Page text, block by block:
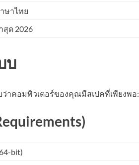
ษาไทย
สุด 2026
บ
าคอมพิวเตอร์ของคุณมีสเปคที่เพียงพอ:
bit)